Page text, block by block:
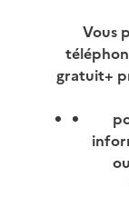
Vous
gratuit+